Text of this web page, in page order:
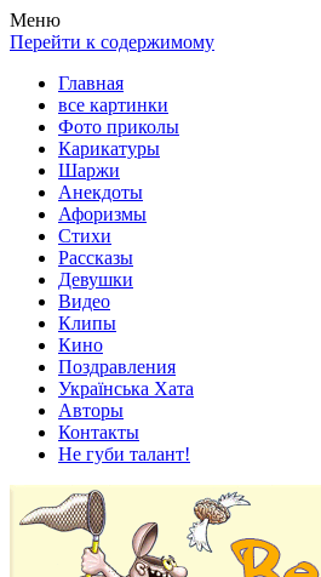
Весела хата — прикольные
клипы!
Покажем всем ваши фото приколы,
рассказы, видео и песни!
Меню
Перейти к содержимому
Главная
все картинки
Фото приколы
Карикатуры
Шаржи
Анекдоты
Афоризмы
Стихи
Рассказы
Девушки
Видео
Клипы
Кино
Поздравления
Українська Хата
Авторы
Контакты
Не губи талант!